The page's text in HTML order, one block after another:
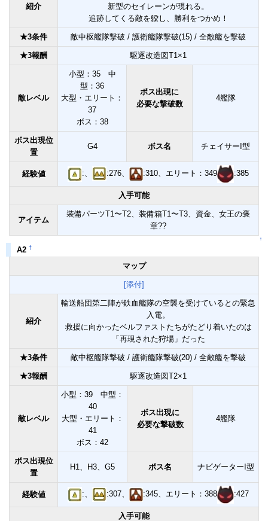
紹介
新型のセイレーンが現れる。
追跡してくる敵を躱し、勝利をつかめ！
★3条件 敵中枢艦隊撃破 / 護衛艦隊撃破(15) / 全敵艦を撃破
★3報酬 駆逐改造図T1×1
敵レベル
小型：35 中
型：36
大型・エリート：
37
ボス：38
ボス出現に
必要な撃破数
4艦隊
ボス出現位
置
G4 ボス名 チェイサーI型
経験値 :、 :276、 :310、エリート：349 :385
入手可能
アイテム
装備パーツT1〜T2、装備箱T1〜T3、資金、女王の褒
章??
↑
A2 †
マップ
[添付]
紹介
輸送船団第二陣が鉄血艦隊の空襲を受けているとの緊急
入電。
救援に向かったベルファストたちがたどり着いたのは
「再現された狩場」だった
★3条件 敵中枢艦隊撃破 / 護衛艦隊撃破(20) / 全敵艦を撃破
★3報酬 駆逐改造図T2×1
敵レベル
小型：39 中型：
40
大型・エリート：
41
ボス：42
ボス出現に
必要な撃破数
4艦隊
ボス出現位
置
H1、H3、G5 ボス名 ナビゲーターI型
経験値 :、 :307、 :345、エリート：388 :427
入手可能